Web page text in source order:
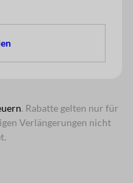
. Rabatte gelten nur für
Verlängerungen nicht